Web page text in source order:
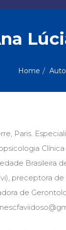
Economia,
Literatura,
Psicodrama
Puericultura
Televisão
Treinamento
Home
Paris.
Brasileira
preceptora
de